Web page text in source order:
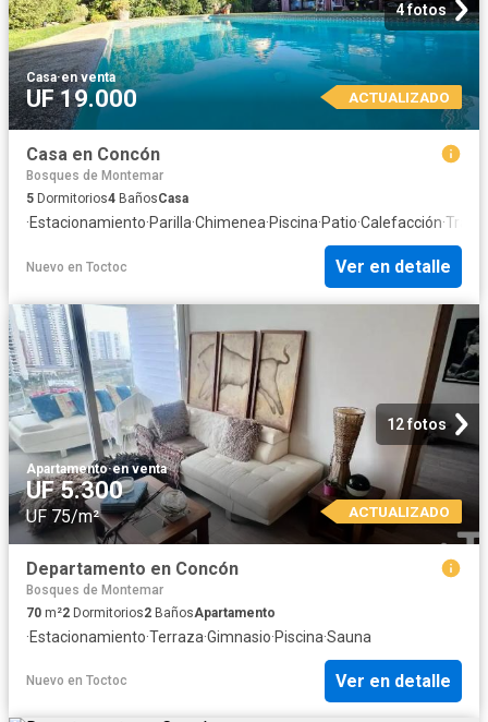
4 fotos
Casa·en venta
UF 19.000 ACTUALIZADO
Casa en Concón
Bosques de Montemar
5 Dormitorios4 BañosCasa
·Estacionamiento·Parilla·Chimenea·Piscina·Patio·Calefacción·
Nuevo en Toctoc Ver en detalle
12 fotos
Apartamento·en venta
UF 5.300
UF 75/m² ACTUALIZADO
Departamento en Concón
Bosques de Montemar
70 m²2 Dormitorios2 BañosApartamento
·Estacionamiento·Terraza·Gimnasio·Piscina·Sauna
Nuevo en Toctoc Ver en detalle